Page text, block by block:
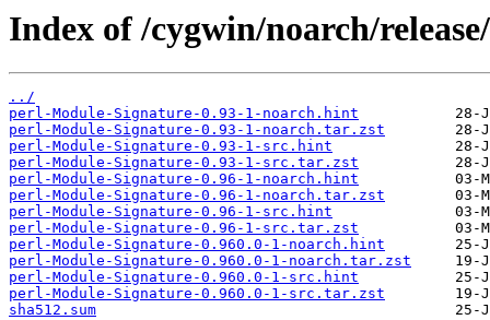
Index of /cygwin/noarch/
../
perl-Module-Signature-0.93-1-noarch.hint
perl-Module-Signature-0.93-1-noarch.tar.zst
perl-Module-Signature-0.93-1-src.hint
perl-Module-Signature-0.93-1-src.tar.zst
perl-Module-Signature-0.96-1-noarch.hint
perl-Module-Signature-0.96-1-noarch.tar.zst
perl-Module-Signature-0.96-1-src.hint
perl-Module-Signature-0.96-1-src.tar.zst
perl-Module-Signature-0.960.0-1-noarch.hint
perl-Module-Signature-0.960.0-1-noarch.tar.zst
perl-Module-Signature-0.960.0-1-src.hint
perl-Module-Signature-0.960.0-1-src.tar.zst
sha512.sum